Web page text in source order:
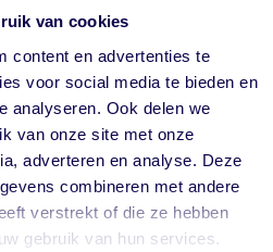
van cookies
content en advertenties te
voor social media te bieden en
analyseren. Ook delen we
van onze site met onze
adverteren en analyse. Deze
combineren met andere
verstrekt of die ze hebben
gebruik van hun services.
daar direct overzicht in wilt
duidelijker en persoonlijker.